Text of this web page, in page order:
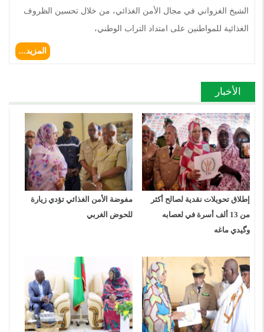
الشيخ الغزواني في مجال الأمن الغذائي، من خلال تحسين الظروف
الغذائية للمواطنين على امتداد التراب الوطني،
المزيد...
الأخبار
إطلاق تحويلات نقدية لصالح أكثر
من 13 ألف أسرة في لعصابه
وگيدي ماغه
مفوضة الأمن الغذائي تؤدي زيارة
للحوض الغربي